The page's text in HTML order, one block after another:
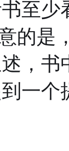
至少
的是
，
一个